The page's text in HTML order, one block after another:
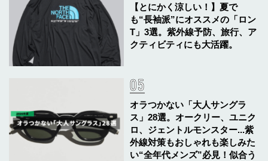
【とにかく涼しい！】夏で
も“長袖派”にオススメの「ロン
T」3選。紫外線予防、旅行、ア
クティビティにも大活躍。
オラつかない「大人サングラ
ス」28選。オークリー、ユニク
ロ、ジェントルモンスター...紫
外線対策もおしゃれも楽しみた
い“全年代メンズ”必見！似合う